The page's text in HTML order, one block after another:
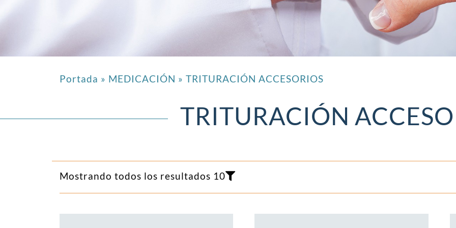
Portada » MEDICACIÓN » TRITURACIÓN ACCESORIOS
TRITURACIÓN
Mostrando todos los resultados 10